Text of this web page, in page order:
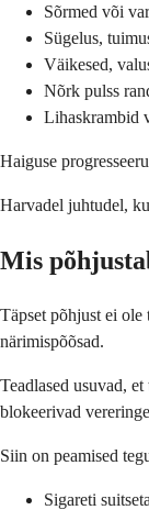
Sõrmed või
Sügelus,
Väikesed,
Nõrk pulss
Lihaskrambid
Haiguse
Harvadel juhtudel,
Mis
Täpset põhjust ei
närimispõõsad.
Teadlased usuvad,
blokeerivad
Siin on peamised
Sigareti